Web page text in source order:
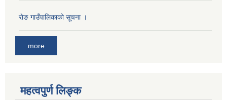
राेङ गाउँपालिकाको सूचना ।
more
महत्वपुर्ण लिङ्क